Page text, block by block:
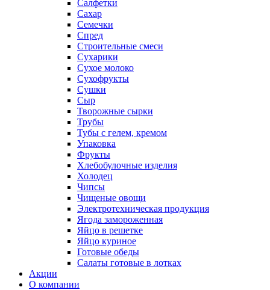
Салфетки
Сахар
Семечки
Спред
Строительные смеси
Сухарики
Сухое молоко
Сухофрукты
Сушки
Сыр
Творожные сырки
Трубы
Тубы с гелем, кремом
Упаковка
Фрукты
Хлебобулочные изделия
Холодец
Чипсы
Чищеные овощи
Электротехническая продукция
Ягода замороженная
Яйцо в решетке
Яйцо куриное
Готовые обеды
Салаты готовые в лотках
Акции
О компании